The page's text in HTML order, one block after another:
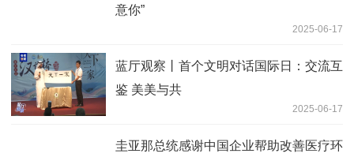
意你”
2025-06-17
蓝厅观察丨首个文明对话国际日：交流互
鉴 美美与共
2025-06-17
圭亚那总统感谢中国企业帮助改善医疗环